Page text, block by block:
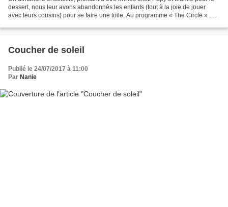
dessert, nous leur avons abandonnés les enfants (tout à la joie de jouer
avec leurs cousins) pour se faire une toile. Au programme « The Circle » ,
Coucher de soleil
Publié le 24/07/2017 à 11:00
Par Nanie